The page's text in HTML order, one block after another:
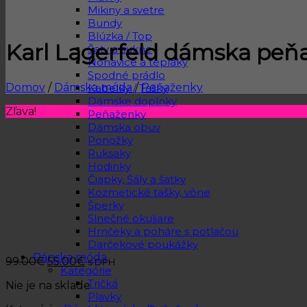
Mikiny a svetre
Bundy
Blúzka / Top
Šaty a sukne
Nohavice a tepláky
Spodné prádlo
Kabelky / Tašky
Dámske doplnky
Peňaženky
Dámska obuv
Ponožky
Ruksaky
Hodinky
Čiapky, Šály a šatky
Kozmetické tašky, vône
Šperky
Slnečné okuliare
Hrnčeky a poháre s potlačou
Darčekové poukážky
Pánska móda
Kategórie
Tričká
Plavky
Karl Lagerfeld dámska
Domov / Dámska móda / Peňaženky
Zľava!
99.00€ 55.00€ s DPH
Nie je na sklade